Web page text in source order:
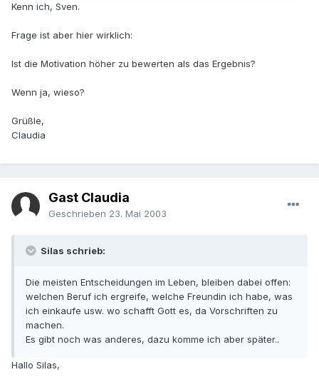
Kenn ich, Sven.
Frage ist aber hier wirklich:
Ist die Motivation höher zu bewerten als das Ergebnis?
Wenn ja, wieso?
Grüßle,
Claudia
Gast Claudia
Geschrieben 23. Mai 2003
Silas schrieb:
Die meisten Entscheidungen im Leben, bleiben dabei offen:
welchen Beruf ich ergreife, welche Freundin ich habe, was
ich einkaufe usw. wo schafft Gott es, da Vorschriften zu
machen.
Es gibt noch was anderes, dazu komme ich aber später..
Hallo Silas,